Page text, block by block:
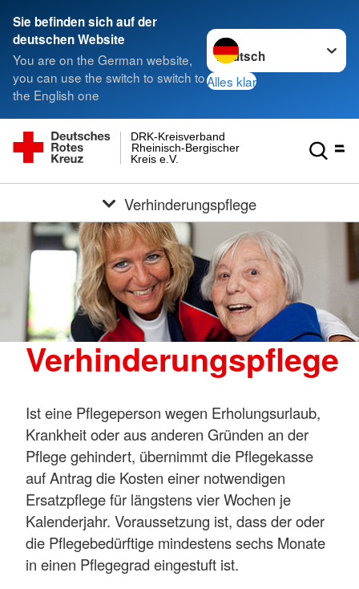
Sie befinden sich auf der
deutschen Website
You are on the German website,
you can use the switch to switch to
the English one
Sprache wechseln zu
Alles klar
Kreis e.V.
Rheinisch-Bergischer
DRK-Kreisverband
Verhinderungspflege
Verhinderungspflege
Ist eine Pflegeperson wegen Erholungsurlaub,
Krankheit oder aus anderen Gründen an der
Pflege gehindert, übernimmt die Pflegekasse
auf Antrag die Kosten einer notwendigen
Ersatzpflege für längstens vier Wochen je
Kalenderjahr. Voraussetzung ist, dass der oder
die Pflegebedürftige mindestens sechs Monate
in einen Pflegegrad eingestuft ist.